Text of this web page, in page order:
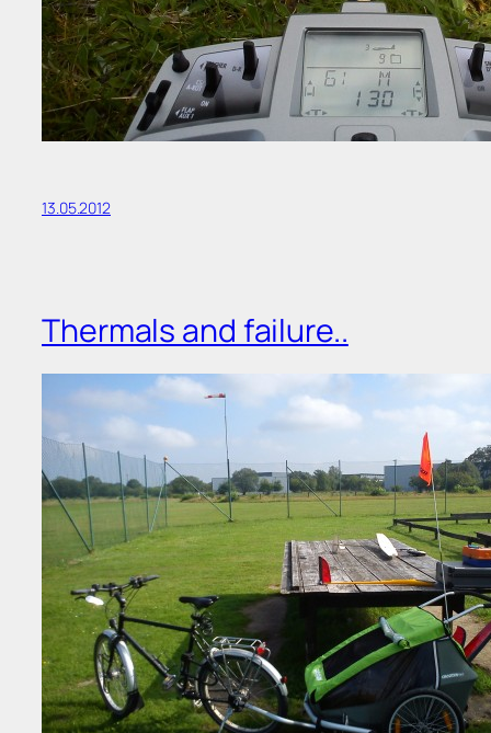
13.05.2012
Thermals and failure..